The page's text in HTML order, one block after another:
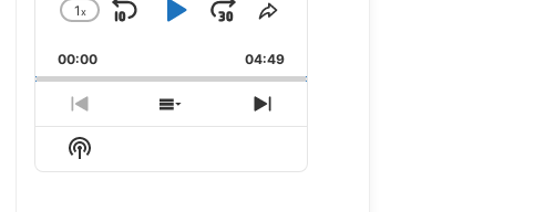
Change
Rate
1x
Skip
Backward
Play
Pause
Jump
Forward
Share
Episode
00:00 04:49
Previous
Episode
Show
Episodes
Next
Episode
Show
Podcast